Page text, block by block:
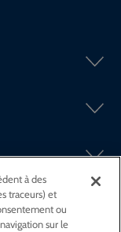
à des
traceurs) et
ou
sur le